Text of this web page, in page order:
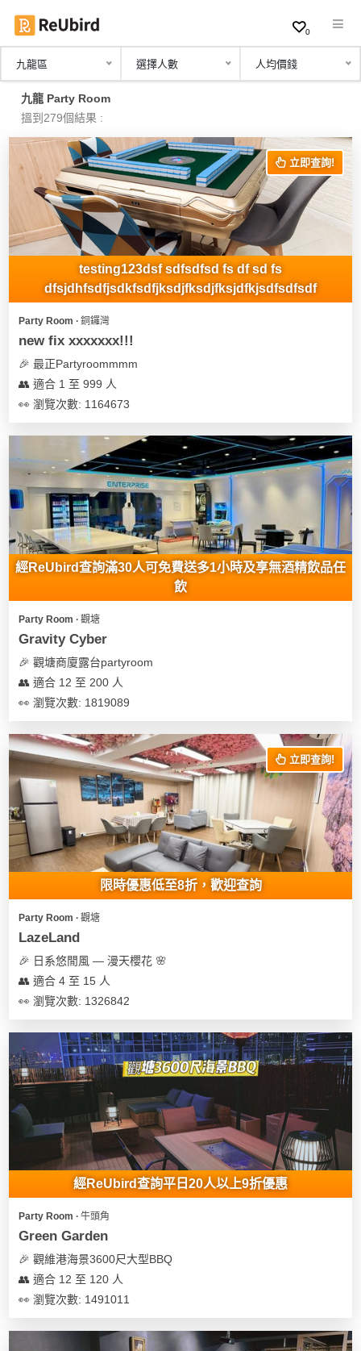
繁
中
EN
註
服
務
及
產
品
類
Party
Room
到
會
特
色
蛋
糕
花
束
及
花
藝
禮
品
場
地
佈
用
品
即
食
煮
列
會
及
拍
活
動
類
型
Party
朋
友
聚
會
慶
祝
生
日
拍
拖
業/
公
司
活
動
禮
親
子
活
動
攻
略
活
動
攻
略
員
計
劃
會
員
需
社
軟
時
間
神
情
侶
心
願
清
們
於
0
九龍區 選擇人數 人均價錢
九龍 Party Room
搵到279個結果 :
立即查詢!
testing123dsf sdfsdfsd fs df sd fs
dfsjdhfsdfjsdkfsdfjksdjfksdjfksjdfkjsdfsdfsdf
Party Room ∙ 銅鑼灣
new fix xxxxxxx!!!
🎉 最正Partyroommmm
👥 適合 1 至 999 人
👀 瀏覽次數: 1164673
經ReUbird查詢滿30人可免費送多1小時及享無酒精飲品任
飲
Party Room ∙ 觀塘
Gravity Cyber
🎉 觀塘商廈露台partyroom
👥 適合 12 至 200 人
👀 瀏覽次數: 1819089
立即查詢!
限時優惠低至8折，歡迎查詢
Party Room ∙ 觀塘
LazeLand
🎉 日系悠閒風 — 漫天櫻花 🌸
👥 適合 4 至 15 人
👀 瀏覽次數: 1326842
經ReUbird查詢平日20人以上9折優惠
Party Room ∙ 牛頭角
Green Garden
🎉 觀維港海景3600尺大型BBQ
👥 適合 12 至 120 人
👀 瀏覽次數: 1491011